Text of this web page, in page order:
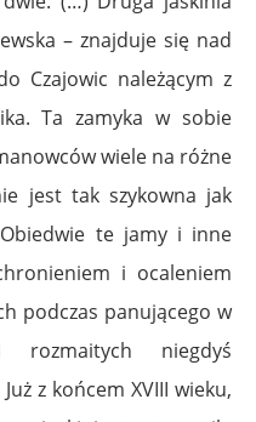
– znajduje się nad
Czajowic należącym z
Ta zamyka w sobie
wiele na różne
jest tak szykowna jak
Obiedwie te jamy i inne
i ocaleniem
podczas panującego w
niegdyś
z końcem XVIII wieku,